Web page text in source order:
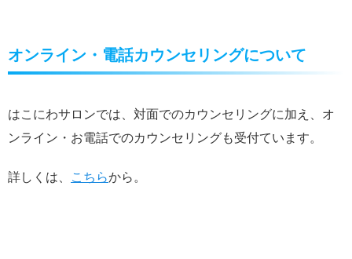
オンライン・電話カウンセリングについて
はこにわサロンでは、対面でのカウンセリングに加え、オ
ンライン・お電話でのカウンセリングも受付ています。
詳しくは、 こちらから。